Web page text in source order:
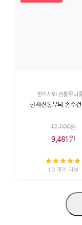
한지사와 전통무늬
한지전통무늬 손수
12,000원
9,481원
10 개의 리뷰